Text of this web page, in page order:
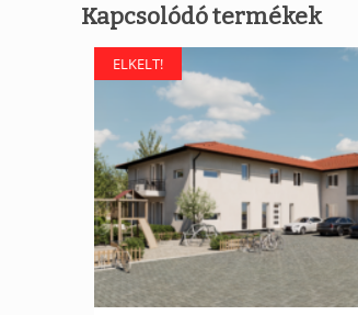
Kapcsolódó termékek
ELKELT!